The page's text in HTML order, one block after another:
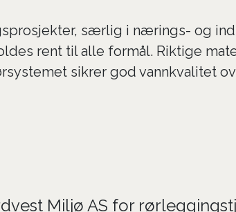
særlig i nærings- og
rent til alle formål. Riktige
sikrer god vannkvalitet
Miljø AS for